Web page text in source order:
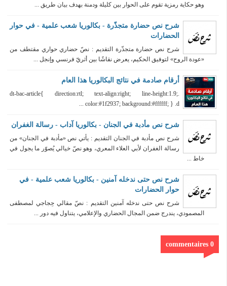
وهو حكاية رمزية تقوم على الحوار بين كليلة ودمنة بهدف بيان طريق ...
شرح نص حضارة متجذّرة - بكالوريا شعب علمية - في حوار
الحضارات
شرح نص حضارة متجذّرة التقديم : نصّ حضاري حواري مقتطف من
«عودة الروح» لتوفيق الحكيم، يعرض نقاشًا بين أثريّ فرنسي وإنجل ...
أرقام صادمة في نتائج البكالوريا هذا العام
.dt-bac-article{ direction:rtl; text-align:right; line-height:1.9;
color:#1f2937; background:#ffffff; } .d ...
شرح نص مأدبة في الجنان - بكالوريا آداب - رسالة الغفران
شرح نص مأدبة في الجنان التقديم : يأتي نص «مأدبة في الجنان» من
رسالة الغفران لأبي العلاء المعري، وهو نصّ خيالي يُصوّر ما يجول في
خاط ...
شرح نص حتى ندخله آمنين - بكالوريا شعب علمية - في
حوار الحضارات
شرح نص حتى ندخله آمنين التقديم : نصّ مقالي حِجاجي لمصطفى
المصمودي، يندرج ضمن المجال الحضاري والإعلامي، يتناول فيه دور ...
0 commentaires